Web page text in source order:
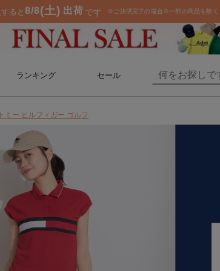
ランキング セール
トミー ヒルフィガー ゴルフ